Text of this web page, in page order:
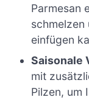
Parmesan
schmelzen
einfügen
Saisonale
mit
Pilzen, um